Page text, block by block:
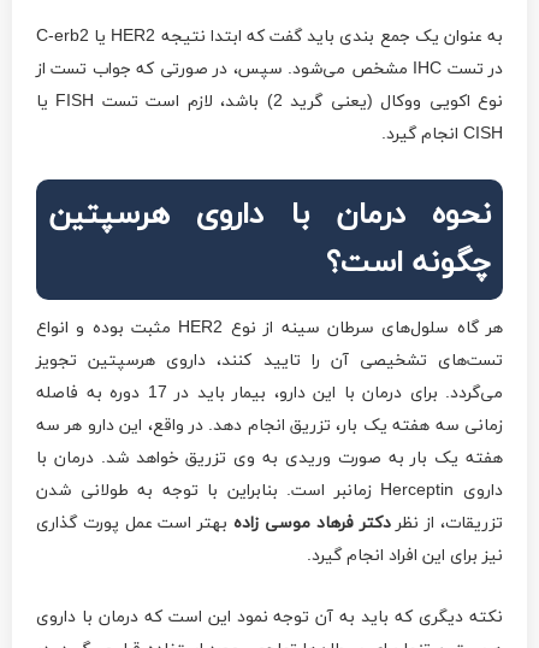
به عنوان یک جمع بندی باید گفت که ابتدا نتیجه HER2 یا C-erb2
در تست IHC مشخص می‌شود. سپس، در صورتی که جواب تست از
نوع اکویی ووکال (یعنی گرید 2) باشد، لازم است تست FISH یا
CISH انجام گیرد.
نحوه درمان با داروی هرسپتین
چگونه است؟
هر گاه سلول‌های سرطان سینه از نوع HER2 مثبت بوده و انواع
تست‌های تشخیصی آن را تایید کنند، داروی هرسپتین تجویز
می‌گردد. برای درمان با این دارو، بیمار باید در 17 دوره به فاصله
زمانی سه هفته یک بار، تزریق انجام دهد. در واقع، این دارو هر سه
هفته یک بار به صورت وریدی به وی تزریق خواهد شد. درمان با
داروی Herceptin زمانبر است. بنابراین با توجه به طولانی شدن
تزریقات، از نظردکتر فرهاد موسی زادهبهتر است عمل پورت گذاری
نیز برای این افراد انجام گیرد.
نکته دیگری که باید به آن توجه نمود این است که درمان با داروی